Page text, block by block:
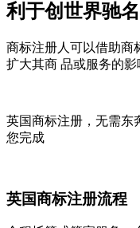
利于创世界驰
商标注册人可以借助商
扩大其商 品或服务的影
英国商标注册，无需东
您完成
英国商标注册流程